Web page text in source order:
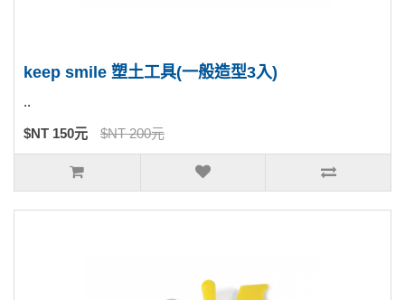
keep smile 塑土工具(一般造型3入)
..
$NT 150元 $NT 200元